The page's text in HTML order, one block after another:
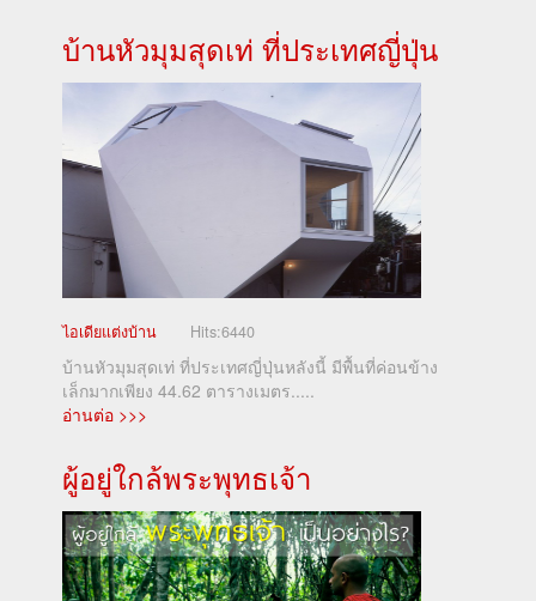
บ้านหัวมุมสุดเท่ ที่ประเทศญี่ปุ่น
ไอเดียแต่งบ้าน Hits:6440
บ้านหัวมุมสุดเท่ ที่ประเทศญี่ปุ่นหลังนี้ มีพื้นที่ค่อนข้าง
เล็กมากเพียง 44.62 ตารางเมตร.....
อ่านต่อ >>>
ผู้อยู่ใกล้พระพุทธเจ้า